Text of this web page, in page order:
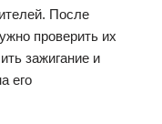
После
проверить их
зажигание и
его